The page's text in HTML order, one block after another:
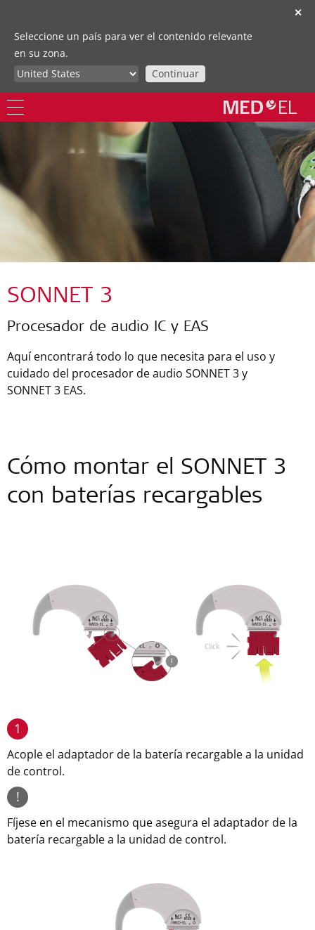
✕
Seleccione un país para ver el contenido relevante
en su zona.
Continuar
SONNET 3
Procesador de audio IC y EAS
Aquí encontrará todo lo que necesita para el uso y
cuidado del procesador de audio SONNET 3 y
SONNET 3 EAS.
Cómo montar el SONNET 3
con baterías recargables
1
Acople el adaptador de la batería recargable a la unidad
de control.
!
Fíjese en el mecanismo que asegura el adaptador de la
batería recargable a la unidad de control.